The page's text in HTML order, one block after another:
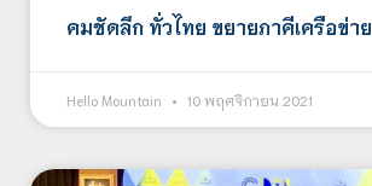
คมชัดลึก ทั่วไทย ขยายภาคีเครือข่าย
Hello Mountain 10 พฤศจิกายน 2021